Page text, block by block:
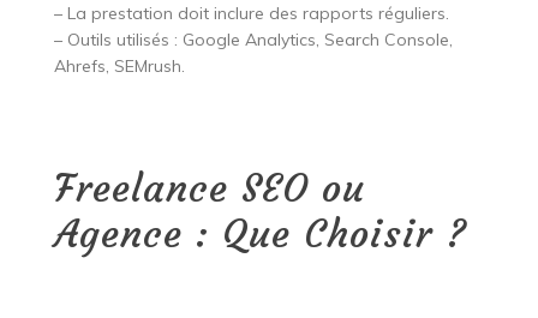
– La prestation doit inclure des rapports réguliers.
– Outils utilisés : Google Analytics, Search Console,
Ahrefs, SEMrush.
Freelance SEO ou
Agence : Que Choisir ?